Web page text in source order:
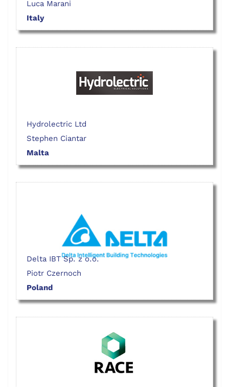
Luca Marani
Italy
Hydrolectric Ltd
Stephen Ciantar
Malta
Delta IBT Sp. z o.o.
Piotr Czernoch
Poland